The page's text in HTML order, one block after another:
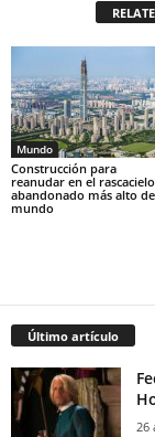
Mundo
Construcción para
reanudar en el
abandonado más alto
mundo
Último artículo
26